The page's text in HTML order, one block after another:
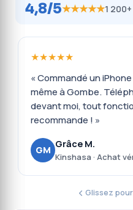
4,8/5★★★★★1
★★★★★
« Commandé un iPhone
même à Gombe.
devant moi, tout
recommande ! »
GM Grâce M.
Kinshasa · Achat
Glissez